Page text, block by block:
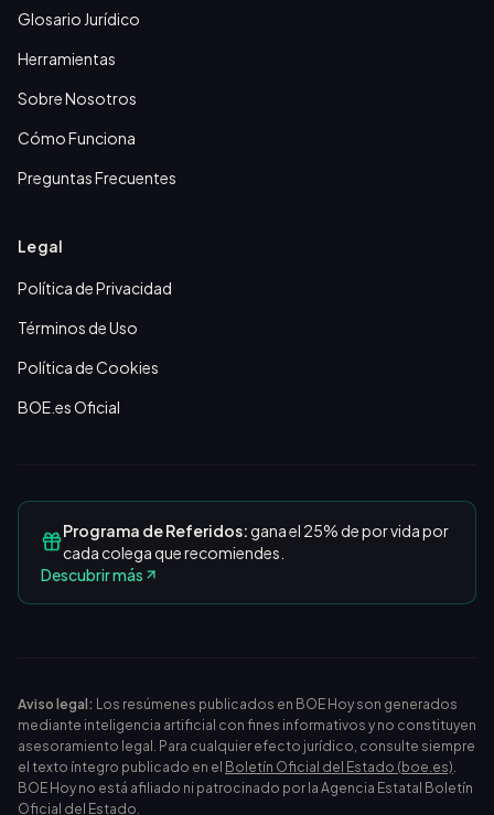
Glosario Jurídico
Herramientas
Sobre Nosotros
Cómo Funciona
Preguntas Frecuentes
Legal
Política de Privacidad
Términos de Uso
Política de Cookies
BOE.es Oficial
Programa de Referidos:gana el 25% de por vida por
cada colega que recomiendes.
Descubrir más
Aviso legal: Los resúmenes publicados en BOE Hoy son generados
mediante inteligencia artificial con fines informativos y no constituyen
asesoramiento legal. Para cualquier efecto jurídico, consulte siempre
el texto íntegro publicado en el Boletín Oficial del Estado (boe.es).
BOE Hoy no está afiliado ni patrocinado por la Agencia Estatal Boletín
Oficial del Estado.